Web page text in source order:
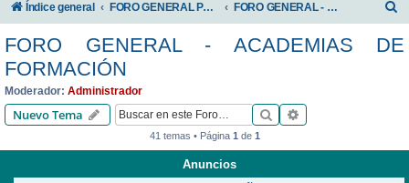
Índice general FORO GENERAL PARA TODOS LOS USUARIOS FORO GENERAL - ACADEMIAS DE FORMACIÓN
s
FORO GENERAL - ACADEMIAS DE
FORMACIÓN
Moderador: Administrador
Nuevo Tema Buscar
41 temas • Página 1de 1
Anuncios